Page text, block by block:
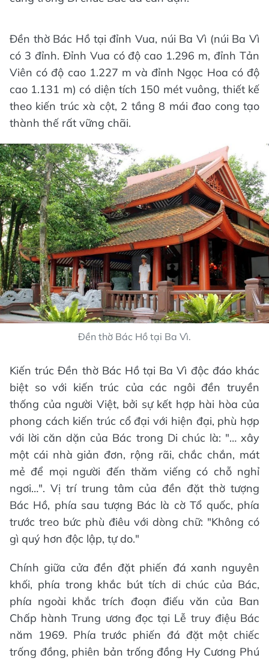
Đền thờ Bác Hồ tại đỉnh Vua, núi Ba Vì (núi Ba Vì
có 3 đỉnh. Đỉnh Vua có độ cao 1.296 m, đỉnh Tản
Viên có độ cao 1.227 m và đỉnh Ngọc Hoa có độ
cao 1.131 m) có diện tích 150 mét vuông, thiết kế
theo kiến trúc xà cột, 2 tầng 8 mái đao cong tạo
thành thế rất vững chãi.
Đền thờ Bác Hồ tại Ba Vì.
Kiến trúc Đền thờ Bác Hồ tại Ba Vì độc đáo khác
biệt so với kiến trúc của các ngôi đền truyền
thống của người Việt, bởi sự kết hợp hài hòa của
phong cách kiến trúc cổ đại với hiện đại, phù hợp
với lời căn dặn của Bác trong Di chúc là: "… xây
một cái nhà giản đơn, rộng rãi, chắc chắn, mát
mẻ để mọi người đến thăm viếng có chỗ nghỉ
ngơi…". Vị trí trung tâm của đền đặt thờ tượng
Bác Hồ, phía sau tượng Bác là cờ Tổ quốc, phía
trước treo bức phù điêu với dòng chữ: "Không có
gì quý hơn độc lập, tự do."
Chính giữa cửa đền đặt phiến đá xanh nguyên
khối, phía trong khắc bút tích di chúc của Bác,
phía ngoài khắc trích đoạn điếu văn của Ban
Chấp hành Trung ương đọc tại Lễ truy điệu Bác
năm 1969. Phía trước phiến đá đặt một chiếc
trống đồng, phiên bản trống đồng Hy Cương Phú